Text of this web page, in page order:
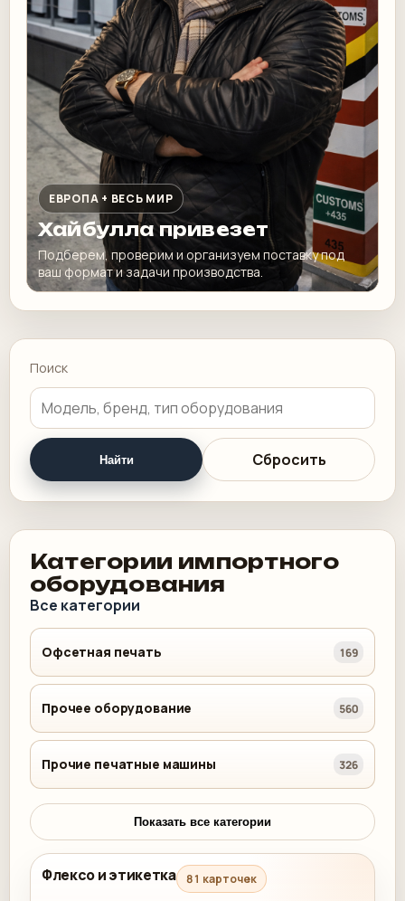
ЕВРОПА + ВЕСЬ МИР
Хайбулла привезет
Подберем, проверим и организуем поставку под
ваш формат и задачи производства.
Поиск
Найти Сбросить
Категории импортного
оборудования
Все категории
Офсетная печать 169
Прочее оборудование 560
Прочие печатные машины 326
Показать все категории
Флексо и этикетка 81 карточек